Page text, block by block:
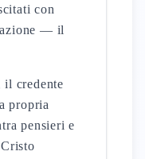
con
— il
credente
propria
pensieri e